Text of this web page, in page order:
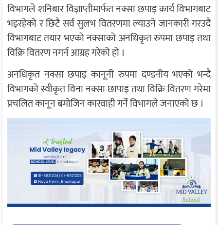
विभागले शनिबार विज्ञाप्तीमार्फत नक्सा छपाइ कार्य विभागबाट
भइरहेको र छिटै सर्व सुलभ वितरणमा ल्याउने जानकारी गरउदै
विभागबाट तयार भएको नक्साको अनधिकृत रुपमा छपाइ तथा
विक्रि वितरण नगर्न आग्रह गरेको हो ।
अनधिकृत नक्सा छपाइ कानूनी रुपमा दण्डनीय भएको भन्दै
विभागको स्वीकृत विना नक्सा छापाइ तथा विक्रि वितरण गरेमा
प्रचलित कानून बमोजिन कारवाही गर्ने विभागले जनाएको छ ।